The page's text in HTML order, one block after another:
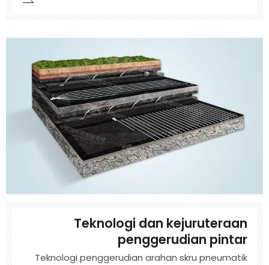
hasil yang luar biasa dalam mengesan badan
kesalahan, tali pinggang arang batu tipis, dan
semasa peringkat perlombongan arang batu.
Teknologi dan kejuruteraan
penggerudian pintar
Teknologi penggerudian arahan skru pneumatik